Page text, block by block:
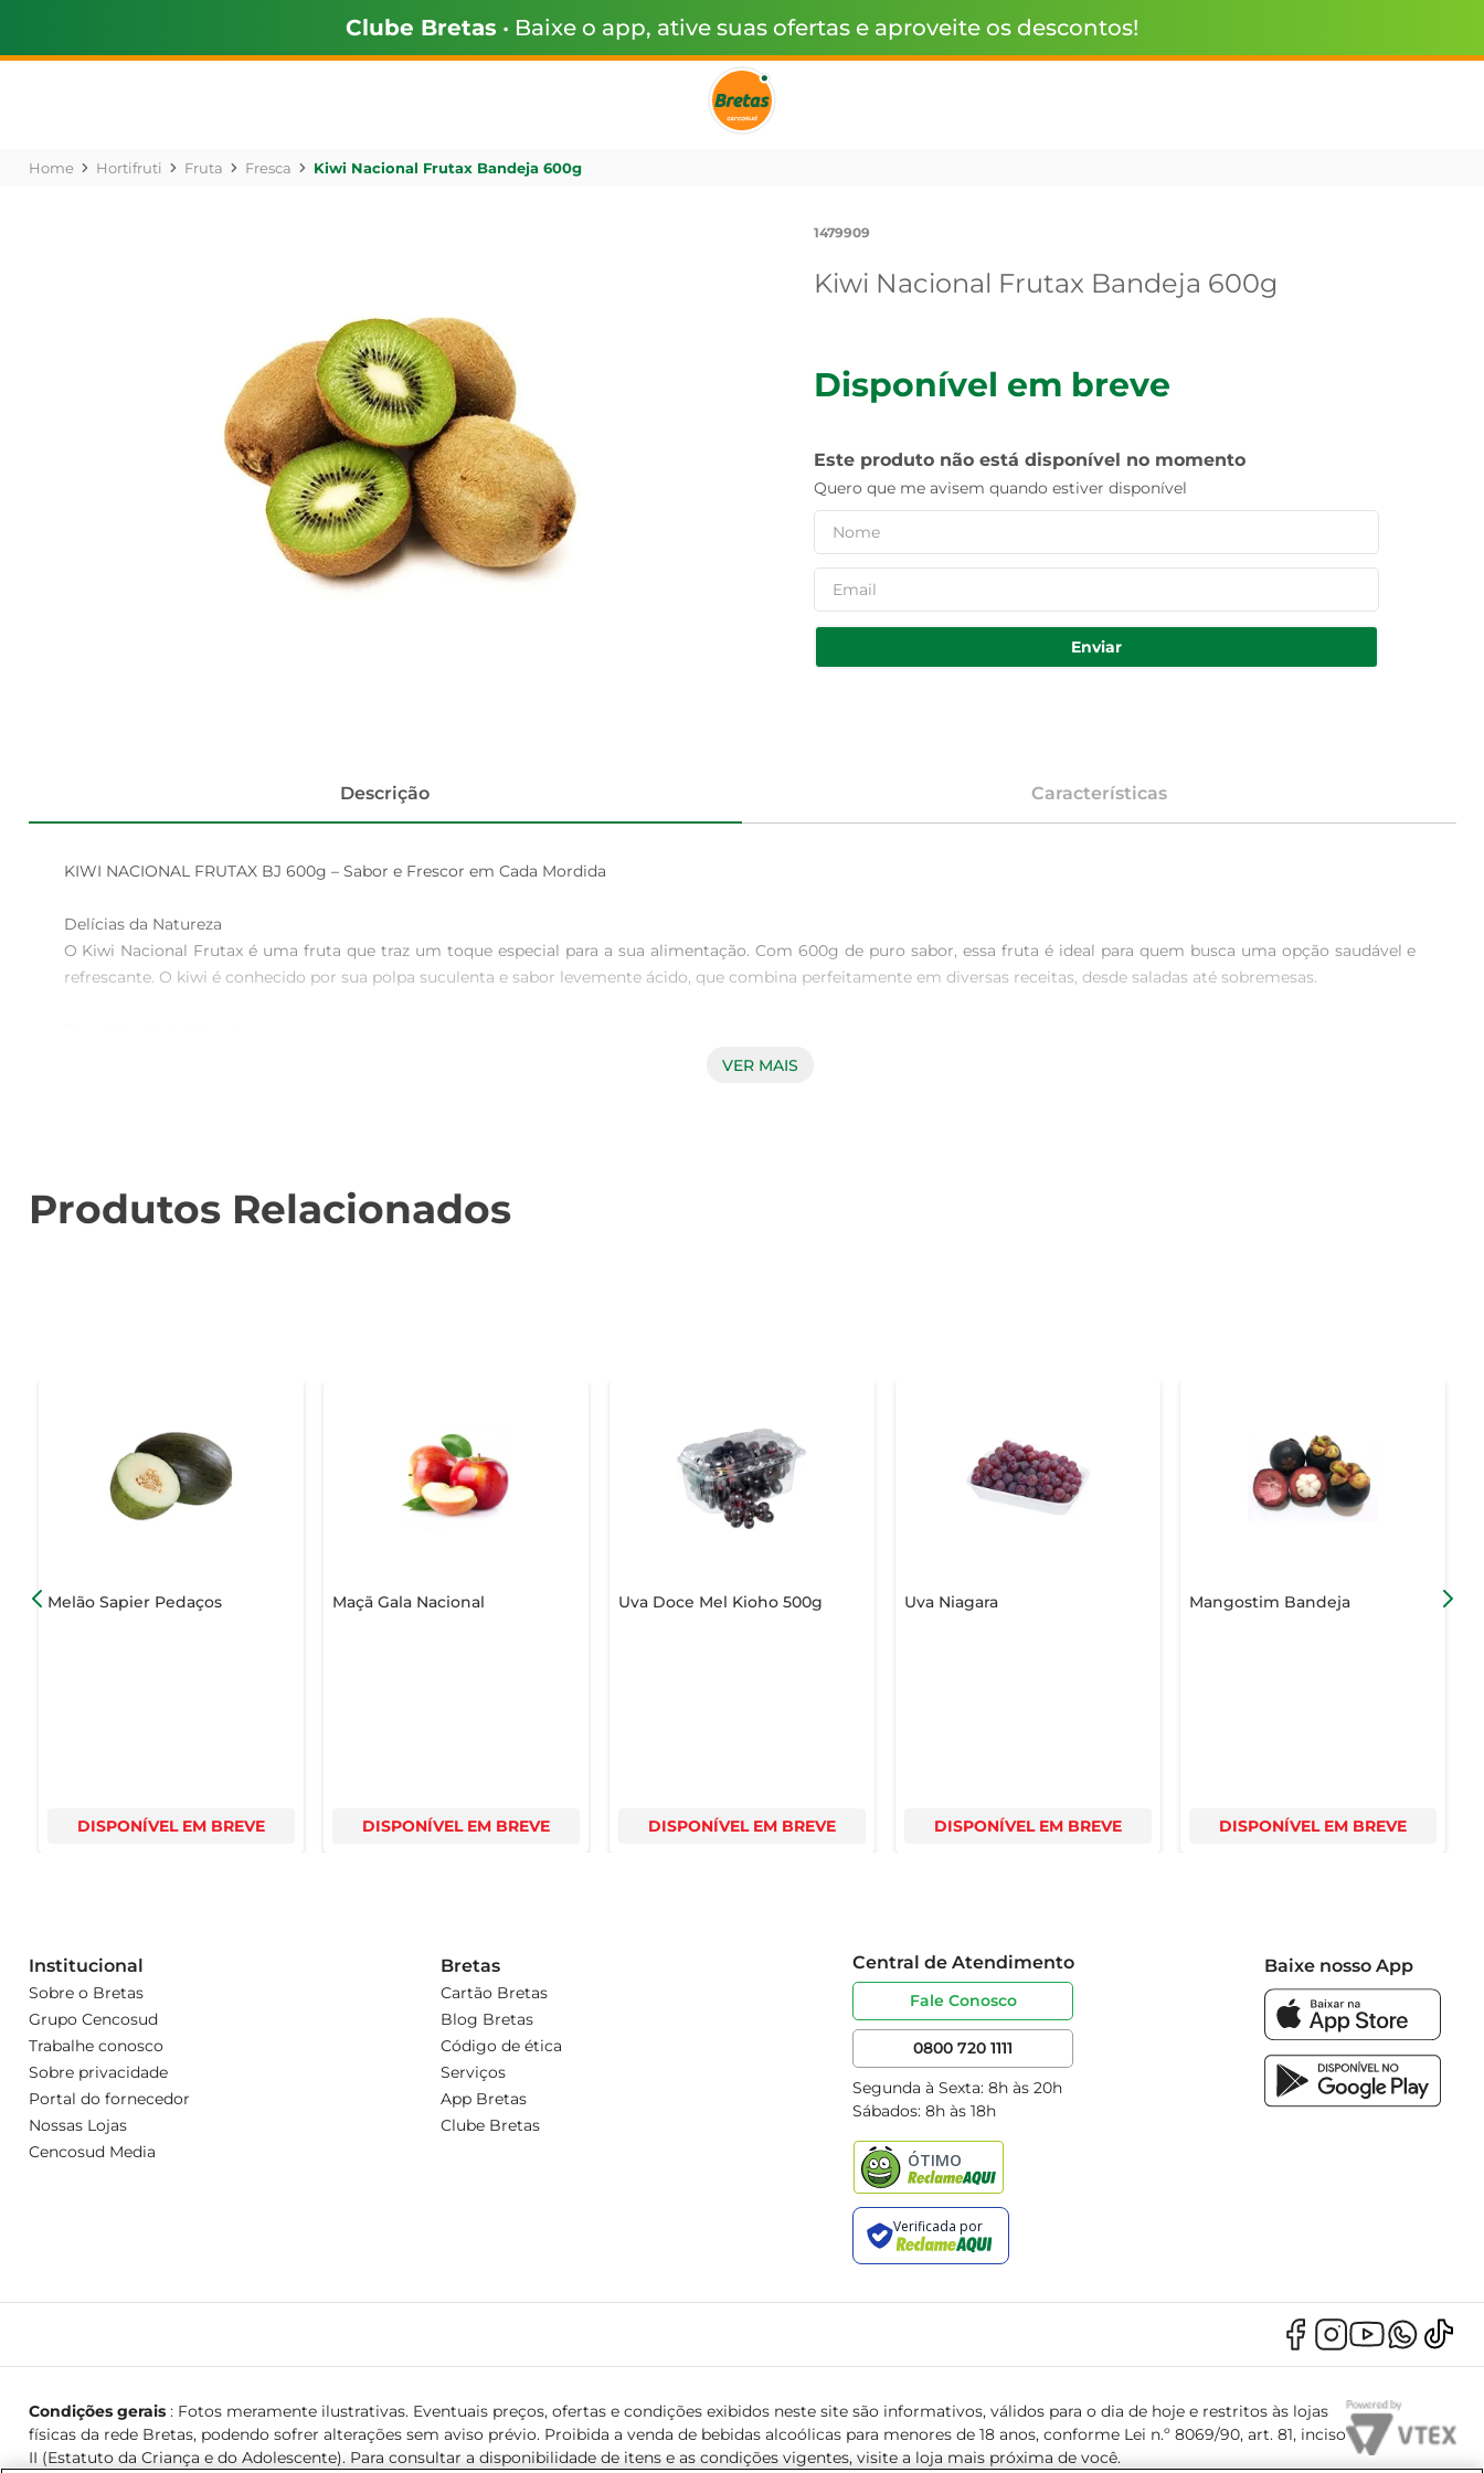
Clube Bretas • Baixe o app, ative suas ofertas e aproveite os descontos!
Hortifruti Fruta Fresca Kiwi Nacional Frutax Bandeja 600g
1479909
Kiwi Nacional Frutax Bandeja 600g
Disponível em breve
Este produto não está disponível no momento
Quero que me avisem quando estiver disponível
Enviar
Descrição Características
KIWI NACIONAL FRUTAX BJ 600g – Sabor e Frescor em Cada Mordida
Delícias da Natureza
O Kiwi Nacional Frutax é uma fruta que traz um toque especial para a sua alimentação. Com 600g de puro sabor, essa fruta é ideal para quem busca uma opção saudável e
refrescante. O kiwi é conhecido por sua polpa suculenta e sabor levemente ácido, que combina perfeitamente em diversas receitas, desde saladas até sobremesas.
Rico em vitamina C, o kiwi é um aliado poderoso para fortalecer o sistema imunológico. Além disso, contém fibras que auxiliam na digestão e contribuem para uma
como saladas de frutas ou guarnições. Sua cor vibrante e sabor marcante vão surpreender e encantar a todos à mesa.
VER MAIS
Produtos Relacionados
Melão Sapier Pedaços
DISPONÍVEL EM BREVE
Maçã Gala Nacional
DISPONÍVEL EM BREVE
Uva Doce Mel Kioho 500g
DISPONÍVEL EM BREVE
Uva Niagara
DISPONÍVEL EM BREVE
Mangostim Bandeja
DISPONÍVEL EM BREVE
Institucional
Sobre o Bretas
Grupo Cencosud
Trabalhe conosco
Sobre privacidade
Portal do fornecedor
Nossas Lojas
Cencosud Media
Bretas
Cartão Bretas
Blog Bretas
Código de ética
Serviços
App Bretas
Clube Bretas
Central de Atendimento
Fale Conosco
0800 720 1111
Segunda à Sexta: 8h às 20h
Sábados: 8h às 18h
Baixe nosso App
Condições gerais: Fotos meramente ilustrativas. Eventuais preços, ofertas e condições exibidos neste site são informativos, válidos para o dia de hoje e restritos às lojas
físicas da rede Bretas, podendo sofrer alterações sem aviso prévio. Proibida a venda de bebidas alcoólicas para menores de 18 anos, conforme Lei n.º 8069/90, art. 81, inciso
II (Estatuto da Criança e do Adolescente). Para consultar a disponibilidade de itens e as condições vigentes, visite a loja mais próxima de você.